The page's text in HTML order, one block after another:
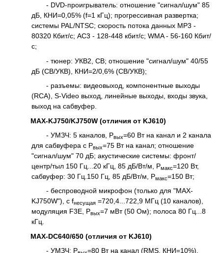
- DVD-проигрыватель: отношение "сигнал/шум" 85
дБ, КНИ=0,05% (f=1 кГц); прогрессивная развертка;
системы PAL/NTSC; скорость потока данных МР3 -
80320 Кбит/с; АС3 - 128-448 кбит/с; WMA - 56-160 Кбит/
с;
- тюнер: УКВ2, СВ; отношение "сигнал/шум" 40/55
дБ (СВ/УКВ), КНИ=2/0,6% (СВ/УКВ);
- разъемы: видеовыход, компонентные выходы
(RCA), S-Video выход, линейные выходы, входы звука,
выход на сабвуфер.
MAX-KJ750/KJ750W (отличия от KJ610)
- УМЗЧ: 5 каналов, Рвых=60 Вт на канал и 2 канала
для сабвуфера с Рвых=75 Вт на канал; отношение
"сигнал/шум" 70 дБ; акустические системы: фронт/
центр/тыл 150 Гц...20 кГц, 85 дБ/Вт/м, Рмакс=120 Вт,
сабвуфер: 30 Гц.150 Гц, 85 дБ/Вт/м, Рмакс=150 Вт;
- беспроводной микрофон (только для "MAX-
KJ750W"), с fнесущая =720,4...722,9 МГц (10 каналов),
модуляция F3E, Рвых=7 мВт (50 Ом); полоса 80 Гц...8
кГц.
MAX-DC640/650 (отличия от KJ610)
- УМЗЧ: Р
=80 Вт на канал (RMS, КНИ=10%).